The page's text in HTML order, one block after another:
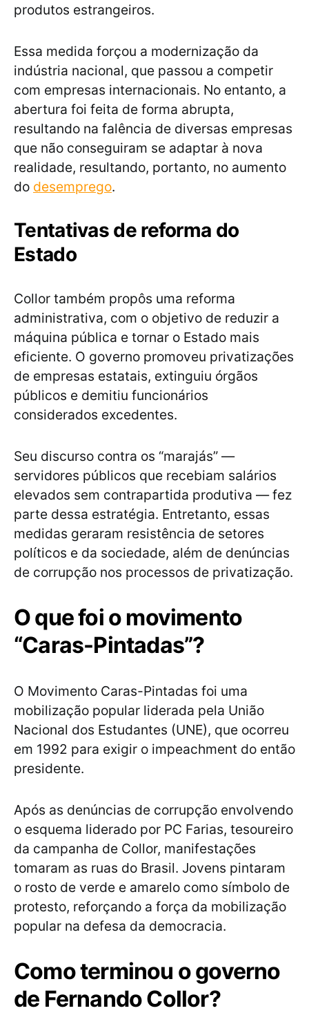
produtos estrangeiros.
Essa medida forçou a modernização da
indústria nacional, que passou a competir
com empresas internacionais. No entanto, a
abertura foi feita de forma abrupta,
resultando na falência de diversas empresas
que não conseguiram se adaptar à nova
realidade, resultando, portanto, no aumento
do desemprego.
Tentativas de reforma do
Estado
Collor também propôs uma reforma
administrativa, com o objetivo de reduzir a
máquina pública e tornar o Estado mais
eficiente. O governo promoveu privatizações
de empresas estatais, extinguiu órgãos
públicos e demitiu funcionários
considerados excedentes.
Seu discurso contra os “marajás” —
servidores públicos que recebiam salários
elevados sem contrapartida produtiva — fez
parte dessa estratégia. Entretanto, essas
medidas geraram resistência de setores
políticos e da sociedade, além de denúncias
de corrupção nos processos de privatização.
O que foi o movimento
“Caras-Pintadas”?
O Movimento Caras-Pintadas foi uma
mobilização popular liderada pela União
Nacional dos Estudantes (UNE), que ocorreu
em 1992 para exigir o impeachment do então
presidente.
Após as denúncias de corrupção envolvendo
o esquema liderado por PC Farias, tesoureiro
da campanha de Collor, manifestações
tomaram as ruas do Brasil. Jovens pintaram
o rosto de verde e amarelo como símbolo de
protesto, reforçando a força da mobilização
popular na defesa da democracia.
Como terminou o governo
de Fernando Collor?